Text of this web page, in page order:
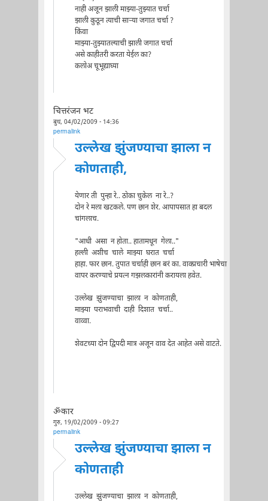
नाही अजून झाली माझ्या-तुझ्यात चर्चा
झाली कुठून त्याची सार्‍या जगात चर्चा ?
किंवा
माझ्या-तुझ्यातल्याची झाली जगात चर्चा
असे काहीतरी करता येईल का?
कलोअ चूभूद्याघ्या
चित्तरंजन भट
बुध, 04/02/2009 - 14:36
permalink
उल्लेख झुंजण्याचा झाला न
कोणताही,
येणार ती पुन्हा रे.. ठोका चुकेल ना रे..?
दोन रे मला खटकले. पण छान शेर. आपापसात हा बदल
चांगलाच.
"आधी असा न होता.. हातामधून गेला.."
हल्ली अशीच चाले माझ्या घरात चर्चा
हाहा. फार छान. तुपात चर्चाही छान बरं का. वाक्प्रचारी भाषेचा
वापर करण्याचे प्रयत्न गझलकारांनी करायला हवेत.
उल्लेख झुंजण्याचा झाला न कोणताही,
माझ्या पराभवाची दाही दिशात चर्चा..
वाव्वा.
शेवटच्या दोन द्विपदी मात्र अजून वाव देत आहेत असे वाटते.
ॐकार
गुरु, 19/02/2009 - 09:27
permalink
उल्लेख झुंजण्याचा झाला न
कोणताही
उल्लेख झुंजण्याचा झाला न कोणताही,